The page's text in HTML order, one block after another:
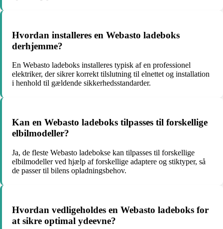
Hvordan installeres en Webasto ladeboks
derhjemme?
En Webasto ladeboks installeres typisk af en professionel
elektriker, der sikrer korrekt tilslutning til elnettet og installation
i henhold til gældende sikkerhedsstandarder.
Kan en Webasto ladeboks tilpasses til forskellige
elbilmodeller?
Ja, de fleste Webasto ladebokse kan tilpasses til forskellige
elbilmodeller ved hjælp af forskellige adaptere og stiktyper, så
de passer til bilens opladningsbehov.
Hvordan vedligeholdes en Webasto ladeboks for
at sikre optimal ydeevne?